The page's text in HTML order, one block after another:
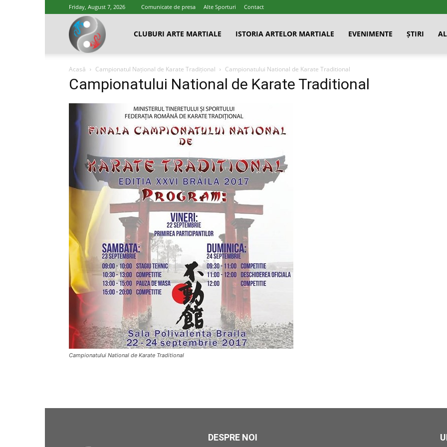
Friday, August 7, 2026 Comunicate de presa Alte Sporturi Contact
Cluburi
Arte
Marțiale
CLUBURI ARTE MARTIALE ISTORIA ARTELOR MARTIALE EVENIMENTE ȘTIRI
Acasă Campionatul Național de Karate Tradițional Campionatului National de Karate Traditional
Campionatului National de Karate Traditional
Campionatului National de Karate Traditional
DESPRE NOI